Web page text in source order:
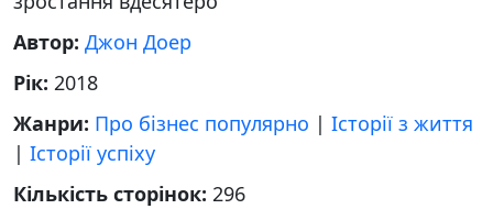
Автор: Джон Доер
Рік: 2018
Жанри: Про бізнес популярно | Історії з життя
| Історії успіху
Кількість сторінок: 296